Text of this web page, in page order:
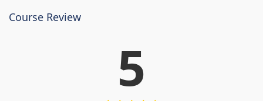
Course Review
5